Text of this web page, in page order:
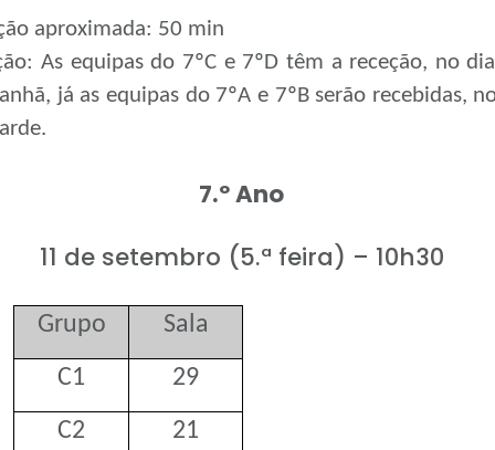
aproximada: 50 min
As equipas do 7ºC e 7ºD têm a receção, no
já as equipas do 7ºA e 7ºB serão recebidas,
7.º Ano
11 de setembro (5.ª feira) – 10h30
Grupo
Sala
C1
29
C2
21